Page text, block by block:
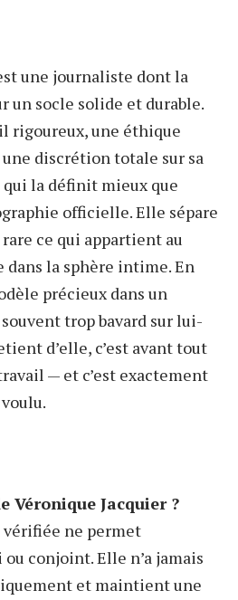
une journaliste dont la
un socle solide et durable.
rigoureux, une éthique
discrétion totale sur sa
la définit mieux que
officielle. Elle sépare
ce qui appartient au
dans la sphère intime. En
précieux dans un
trop bavard sur lui-
d’elle, c’est avant tout
— et c’est exactement
Véronique Jacquier ?
ne permet
conjoint. Elle n’a jamais
et maintient une